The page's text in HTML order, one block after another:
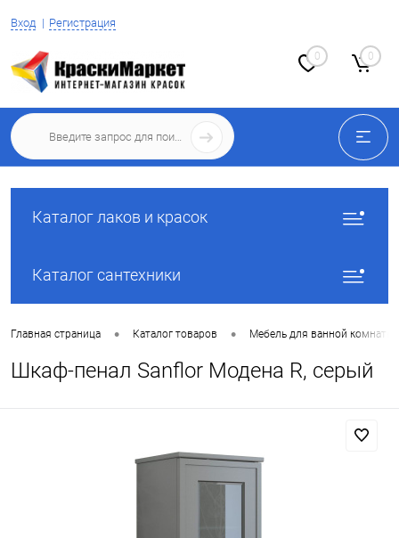
Вход Регистрация
0 0
Каталог лаков и красок
Каталог сантехники
Главная страница • Каталог товаров • Мебель для ванной комнаты
Шкаф-пенал Sanflor Модена R, серый